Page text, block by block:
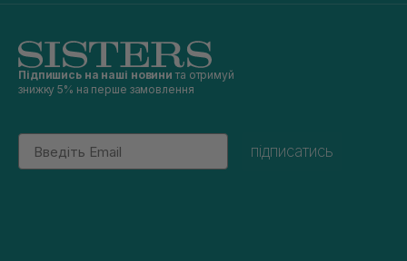
Підпишись на наші новини та отримуй
знижку 5% на перше замовлення
Email
підписатись